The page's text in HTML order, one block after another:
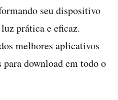
seu dispositivo
prática e eficaz.
melhores aplicativos
download em todo o